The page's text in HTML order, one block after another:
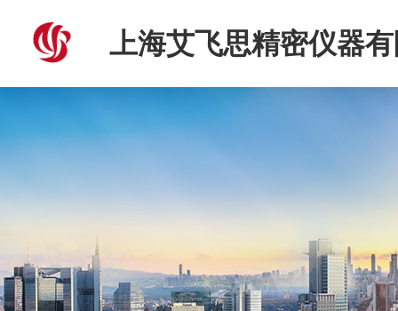
上海艾飞思精密仪器